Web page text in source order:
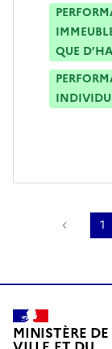
QUE
1
MINISTÈRE